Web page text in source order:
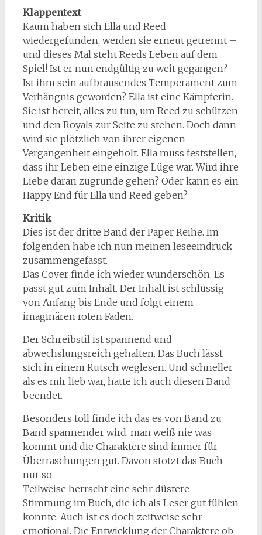
Klappentext
Kaum haben sich Ella und Reed
wiedergefunden, werden sie erneut getrennt –
und dieses Mal steht Reeds Leben auf dem
Spiel! Ist er nun endgültig zu weit gegangen?
Ist ihm sein aufbrausendes Temperament zum
Verhängnis geworden? Ella ist eine Kämpferin.
Sie ist bereit, alles zu tun, um Reed zu schützen
und den Royals zur Seite zu stehen. Doch dann
wird sie plötzlich von ihrer eigenen
Vergangenheit eingeholt. Ella muss feststellen,
dass ihr Leben eine einzige Lüge war. Wird ihre
Liebe daran zugrunde gehen? Oder kann es ein
Happy End für Ella und Reed geben?
Kritik
Dies ist der dritte Band der Paper Reihe. Im
folgenden habe ich nun meinen leseeindruck
zusammengefasst.
Das Cover finde ich wieder wunderschön. Es
passt gut zum Inhalt. Der Inhalt ist schlüssig
von Anfang bis Ende und folgt einem
imaginären roten Faden.
Der Schreibstil ist spannend und
abwechslungsreich gehalten. Das Buch lässt
sich in einem Rutsch weglesen. Und schneller
als es mir lieb war, hatte ich auch diesen Band
beendet.
Besonders toll finde ich das es von Band zu
Band spannender wird. man weiß nie was
kommt und die Charaktere sind immer für
Überraschungen gut. Davon stotzt das Buch
nur so.
Teilweise herrscht eine sehr düstere
Stimmung im Buch, die ich als Leser gut fühlen
konnte. Auch ist es doch zeitweise sehr
emotional. Die Entwicklung der Charaktere ob